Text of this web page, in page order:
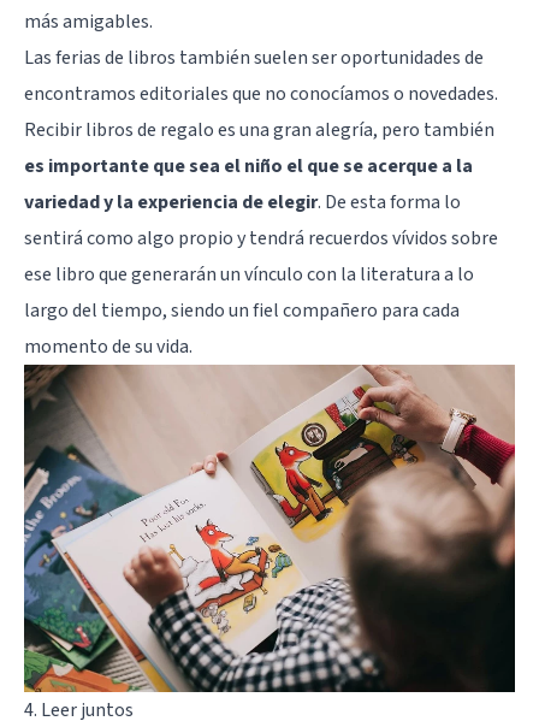
más amigables.
Las ferias de libros también suelen ser oportunidades de
encontramos editoriales que no conocíamos o novedades.
Recibir libros de regalo es una gran alegría, pero también
es importante que sea el niño el que se acerque a la
variedad y la experiencia de elegir. De esta forma lo
sentirá como algo propio y tendrá recuerdos vívidos sobre
ese libro que generarán un vínculo con la literatura a lo
largo del tiempo, siendo un fiel compañero para cada
momento de su vida.
4. Leer juntos